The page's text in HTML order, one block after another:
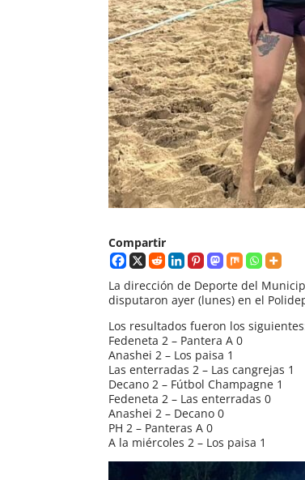
Compartir
La dirección de Deporte del
disputaron ayer (lunes) en el
Los resultados fueron los
Fedeneta 2 – Pantera A 0
Anashei 2 – Los paisa 1
Las enterradas 2 – Las cangrejas 1
Decano 2 – Fútbol Champagne 1
Fedeneta 2 – Las enterradas 0
Anashei 2 – Decano 0
PH 2 – Panteras A 0
A la miércoles 2 – Los paisa 1